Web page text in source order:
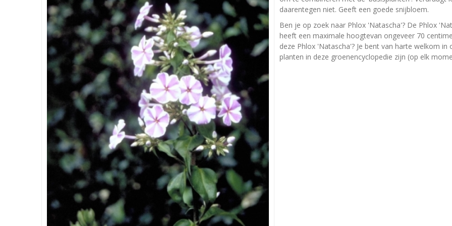
daarentegen niet. Geeft een goede snijbloem.
Ben je op zoek naar Phlox 'Natascha'? De Phlox
heeft een maximale hoogtevan ongeveer 70
deze Phlox 'Natascha'? Je bent van harte welkom
planten in deze groenencyclopedie zijn (op elk